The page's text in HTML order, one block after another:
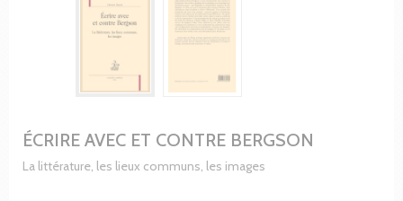
ÉCRIRE AVEC ET CONTRE BERGSON
La littérature, les lieux communs, les images